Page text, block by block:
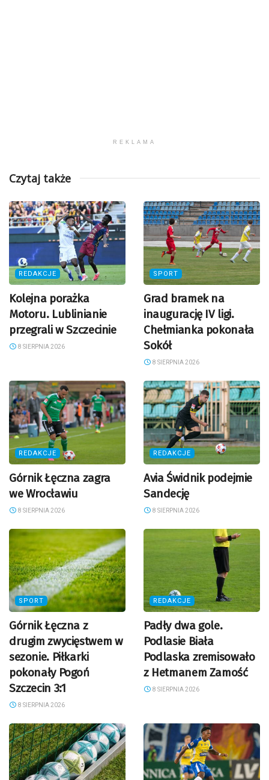
REKLAMA
Czytaj także
REDAKCJE
Kolejna porażka
Motoru. Lublinianie
przegrali w Szczecinie
8 SIERPNIA 2026
SPORT
Grad bramek na
inaugurację IV ligi.
Chełmianka pokonała
Sokół
8 SIERPNIA 2026
REDAKCJE
Górnik Łęczna zagra
we Wrocławiu
8 SIERPNIA 2026
REDAKCJE
Avia Świdnik podejmie
Sandecję
8 SIERPNIA 2026
SPORT
Górnik Łęczna z
drugim zwycięstwem w
sezonie. Piłkarki
pokonały Pogoń
Szczecin 3:1
8 SIERPNIA 2026
REDAKCJE
Padły dwa gole.
Podlasie Biała
Podlaska zremisowało
z Hetmanem Zamość
8 SIERPNIA 2026